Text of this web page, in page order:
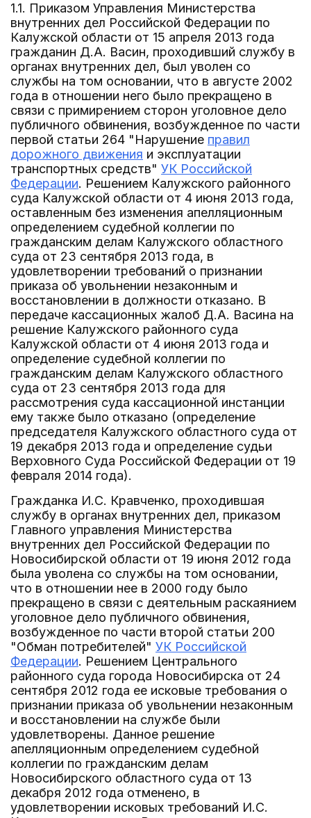
1.1. Приказом Управления Министерства
внутренних дел Российской Федерации по
Калужской области от 15 апреля 2013 года
гражданин Д.А. Васин, проходивший службу в
органах внутренних дел, был уволен со
службы на том основании, что в августе 2002
года в отношении него было прекращено в
связи с примирением сторон уголовное дело
публичного обвинения, возбужденное по части
первой статьи 264 "Нарушение правил
дорожного движения и эксплуатации
транспортных средств" УК Российской
Федерации. Решением Калужского районного
суда Калужской области от 4 июня 2013 года,
оставленным без изменения апелляционным
определением судебной коллегии по
гражданским делам Калужского областного
суда от 23 сентября 2013 года, в
удовлетворении требований о признании
приказа об увольнении незаконным и
восстановлении в должности отказано. В
передаче кассационных жалоб Д.А. Васина на
решение Калужского районного суда
Калужской области от 4 июня 2013 года и
определение судебной коллегии по
гражданским делам Калужского областного
суда от 23 сентября 2013 года для
рассмотрения суда кассационной инстанции
ему также было отказано (определение
председателя Калужского областного суда от
19 декабря 2013 года и определение судьи
Верховного Суда Российской Федерации от 19
февраля 2014 года).
Гражданка И.С. Кравченко, проходившая
службу в органах внутренних дел, приказом
Главного управления Министерства
внутренних дел Российской Федерации по
Новосибирской области от 19 июня 2012 года
была уволена со службы на том основании,
что в отношении нее в 2000 году было
прекращено в связи с деятельным раскаянием
уголовное дело публичного обвинения,
возбужденное по части второй статьи 200
"Обман потребителей" УК Российской
Федерации. Решением Центрального
районного суда города Новосибирска от 24
сентября 2012 года ее исковые требования о
признании приказа об увольнении незаконным
и восстановлении на службе были
удовлетворены. Данное решение
апелляционным определением судебной
коллегии по гражданским делам
Новосибирского областного суда от 13
декабря 2012 года отменено, в
удовлетворении исковых требований И.С.